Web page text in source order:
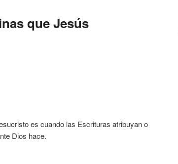
que Jesús
es cuando las Escrituras atribuyan o
Dios hace.